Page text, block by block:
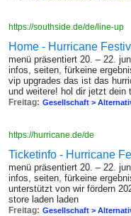
https://southside.de/de/line-up
Home - Hurricane
menü präsentiert 20. – 22.
infos, seiten, fürkeine
vip upgrades das ist das
und weitere! hol dir jetzt
Freitag: Gesellschaft >
https://hurricane.de/de
Ticketinfo - Hurricane
menü präsentiert 20. – 22.
infos, seiten, fürkeine
unterstützt von wir fördern
store laden laden
Freitag: Gesellschaft >